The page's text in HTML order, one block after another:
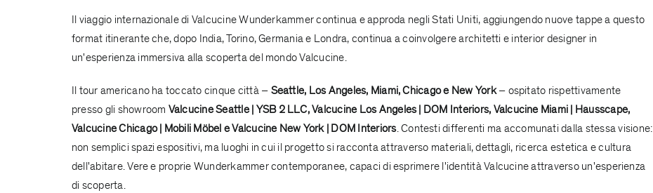
Il viaggio internazionale di Valcucine Wunderkammer continua e approda negli Stati Uniti, aggiungendo nuove tappe a questo
format itinerante che, dopo India, Torino, Germania e Londra, continua a coinvolgere architetti e interior designer in
un'esperienza immersiva alla scoperta del mondo Valcucine.
Il tour americano ha toccato cinque città – Seattle, Los Angeles, Miami, Chicago e New York– ospitato rispettivamente
presso gli showroom Valcucine Seattle | YSB 2 LLC,Valcucine Los Angeles | DOM Interiors, Valcucine Miami | Hausscape,
Valcucine Chicago | Mobili Möbel eValcucine New York | DOM Interiors.Contesti differenti ma accomunati dalla stessa visione:
non semplici spazi espositivi, ma luoghi in cui il progetto si racconta attraverso materiali, dettagli, ricerca estetica e cultura
dell'abitare. Vere e proprie Wunderkammer contemporanee, capaci di esprimere l'identità Valcucine attraverso un'esperienza
di scoperta.